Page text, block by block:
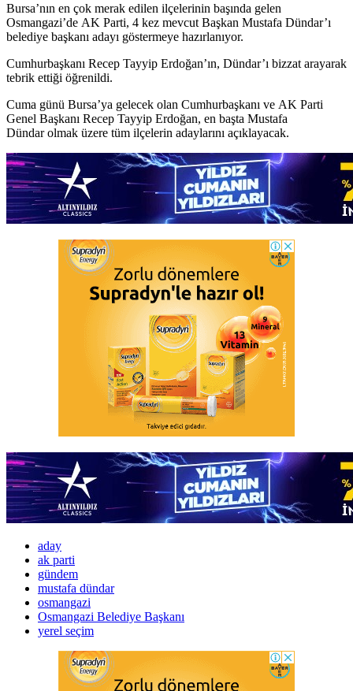
Bursa’nın en çok merak edilen ilçelerinin başında gelen
Osmangazi’de AK Parti, 4 kez mevcut Başkan Mustafa Dündar’ı
belediye başkanı adayı göstermeye hazırlanıyor.
Cumhurbaşkanı Recep Tayyip Erdoğan’ın, Dündar’ı bizzat arayarak
tebrik ettiği öğrenildi.
Cuma günü Bursa’ya gelecek olan Cumhurbaşkanı ve AK Parti
Genel Başkanı Recep Tayyip Erdoğan, en başta Mustafa
Dündar olmak üzere tüm ilçelerin adaylarını açıklayacak.
aday
ak parti
gündem
mustafa dündar
osmangazi
Osmangazi Belediye Başkanı
yerel seçim